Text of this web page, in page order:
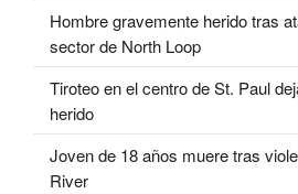
Hombre gravemente herido tras
sector de North Loop
Tiroteo en el centro de St. Paul
herido
Joven de 18 años muere tras
River